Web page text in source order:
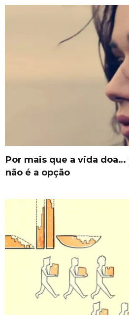
Por mais que a vida
não é a opção